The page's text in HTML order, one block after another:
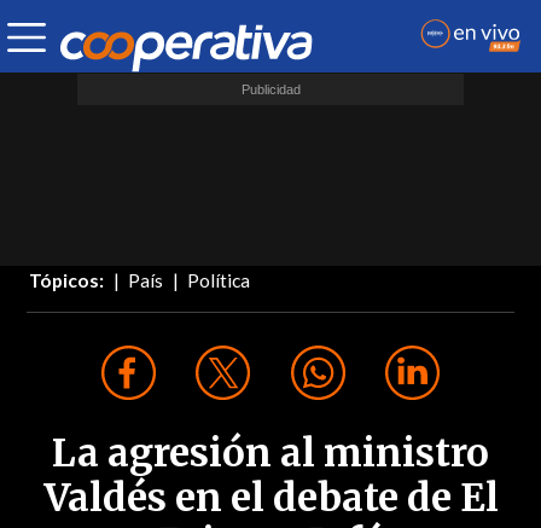
Tópicos: País Política
La agresión al ministro
Valdés en el debate de El